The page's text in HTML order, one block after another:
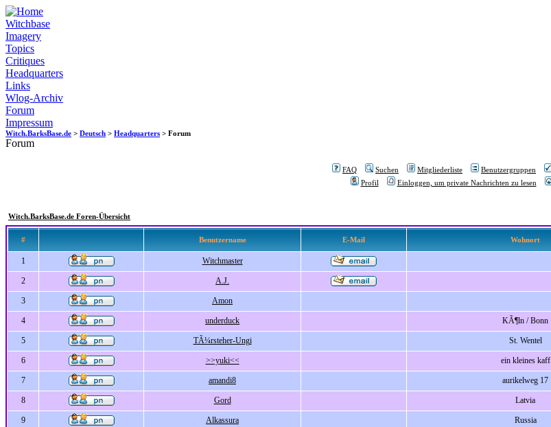
Witchbase
Imagery
Topics
Critiques
Headquarters
Links
Wlog-Archiv
Forum
Impressum
Witch.BarksBase.de > Deutsch > Headquarters > Forum
Forum
FAQ Suchen Mitgliederliste Benutzergruppen
Profil
Einloggen, um private Nachrichten zu lesen
Witch.BarksBase.de Foren-Übersicht
# Benutzername E-Mail Wohnort
1 Witchmaster
2 A.J.
3 Amon
4 underduck KÃ¶ln / Bonn
5 TÃ¼rsteher-Ungi St. Wentel
6 >>yuki<< ein kleines kaff
7 amandi8 aurikelweg 17
8 Gord Latvia
9 Alkassura Russia